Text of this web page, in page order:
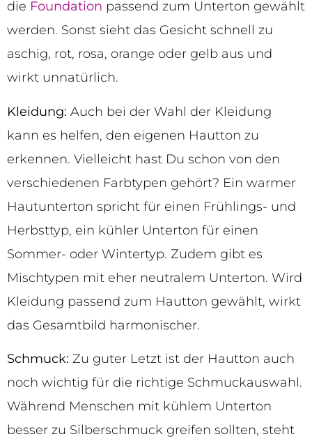
die Foundation passend zum Unterton gewählt
werden. Sonst sieht das Gesicht schnell zu
aschig, rot, rosa, orange oder gelb aus und
wirkt unnatürlich.
Kleidung: Auch bei der Wahl der Kleidung
kann es helfen, den eigenen Hautton zu
erkennen. Vielleicht hast Du schon von den
verschiedenen Farbtypen gehört? Ein warmer
Hautunterton spricht für einen Frühlings- und
Herbsttyp, ein kühler Unterton für einen
Sommer- oder Wintertyp. Zudem gibt es
Mischtypen mit eher neutralem Unterton. Wird
Kleidung passend zum Hautton gewählt, wirkt
das Gesamtbild harmonischer.
Schmuck: Zu guter Letzt ist der Hautton auch
noch wichtig für die richtige Schmuckauswahl.
Während Menschen mit kühlem Unterton
besser zu Silberschmuck greifen sollten, steht